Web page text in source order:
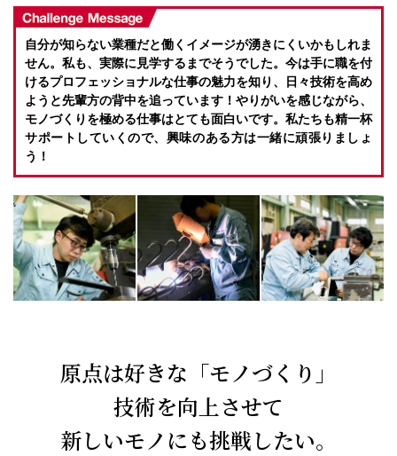
自分が知らない業種だと働くイメージが湧きにくいかもしれま
せん。私も、実際に見学するまでそうでした。今は手に職を付
けるプロフェッショナルな仕事の魅力を知り、日々技術を高め
ようと先輩方の背中を追っています！やりがいを感じながら、
モノづくりを極める仕事はとても面白いです。私たちも精一杯
サポートしていくので、興味のある方は一緒に頑張りましょ
う！
原点は好きな「モノづくり」
技術を向上させて
新しいモノにも挑戦したい。